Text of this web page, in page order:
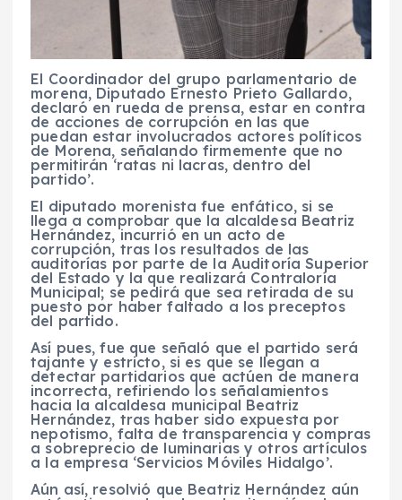
El Coordinador del grupo parlamentario de
morena, Diputado Ernesto Prieto Gallardo,
declaró en rueda de prensa, estar en contra
de acciones de corrupción en las que
puedan estar involucrados actores políticos
de Morena, señalando firmemente que no
permitirán ‘ratas ni lacras, dentro del
partido’.
El diputado morenista fue enfático, si se
llega a comprobar que la alcaldesa Beatriz
Hernández, incurrió en un acto de
corrupción, tras los resultados de las
auditorías por parte de la Auditoría Superior
del Estado y la que realizará Contraloría
Municipal; se pedirá que sea retirada de su
puesto por haber faltado a los preceptos
del partido.
Así pues, fue que señaló que el partido será
tajante y estricto, si es que se llegan a
detectar partidarios que actúen de manera
incorrecta, refiriendo los señalamientos
hacia la alcaldesa municipal Beatriz
Hernández, tras haber sido expuesta por
nepotismo, falta de transparencia y compras
a sobreprecio de luminarias y otros artículos
a la empresa ‘Servicios Móviles Hidalgo’.
Aún así, resolvió que Beatriz Hernández aún